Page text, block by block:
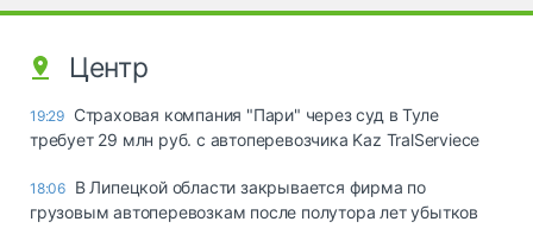
Центр
19:29 Страховая компания "Пари" через суд в Туле
требует 29 млн руб. с автоперевозчика Kaz TralServiece
18:06 В Липецкой области закрывается фирма по
грузовым автоперевозкам после полутора лет убытков